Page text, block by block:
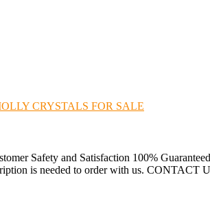
CRYSTALS FOR SALE
Safety and Satisfaction 100%
is needed to order with us. CONTACT